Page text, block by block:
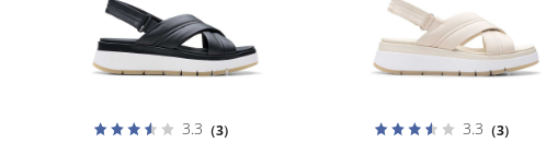
3.3 （3） 3.3 （3）